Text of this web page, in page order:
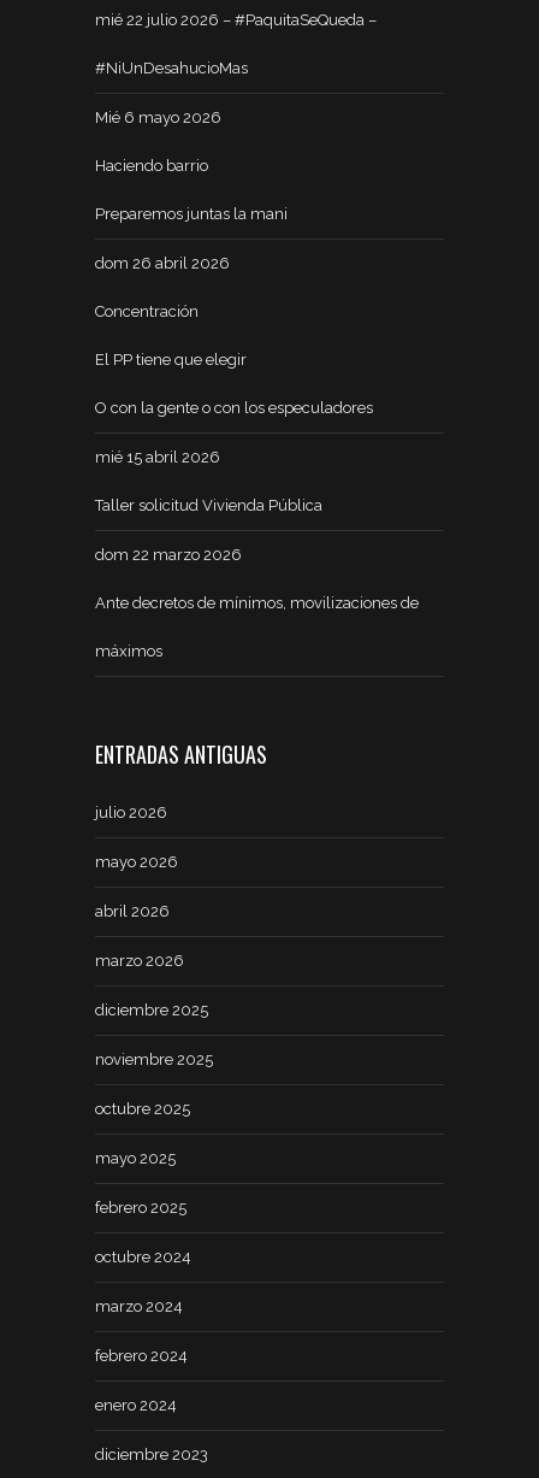
mié 22 julio 2026 – #PaquitaSeQueda –
#NiUnDesahucioMas
Mié 6 mayo 2026
Haciendo barrio
Preparemos juntas la mani
dom 26 abril 2026
Concentración
El PP tiene que elegir
O con la gente o con los especuladores
mié 15 abril 2026
Taller solicitud Vivienda Pública
dom 22 marzo 2026
Ante decretos de mínimos, movilizaciones de
máximos
ENTRADAS ANTIGUAS
julio 2026
mayo 2026
abril 2026
marzo 2026
diciembre 2025
noviembre 2025
octubre 2025
mayo 2025
febrero 2025
octubre 2024
marzo 2024
febrero 2024
enero 2024
diciembre 2023